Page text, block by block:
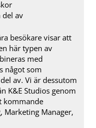
besökare visar att
här typen av
med
något som
av. Vi är dessutom
K&E Studios genom
kommande
Marketing Manager,